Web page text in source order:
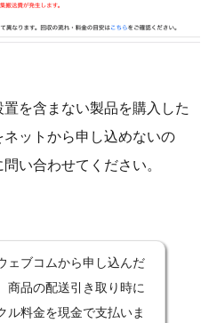
を含まない製品を購入した
ットから申し込めないの
い合わせてください。
ェブコムから申し込んだ
商品の配送引き取り時に
ル料金を現金で支払いま